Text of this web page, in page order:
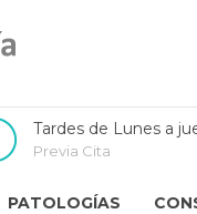
Tardes de Lunes a
Previa Cita
PATOLOGÍAS